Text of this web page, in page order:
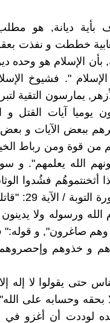
بأية ديانة, هو
خططت و نفذت
بأن الإسلام هو وحده
الإسلام ". فشيوخ
يمارسون التقية
يوميا آيات القتل و
و لأبس أن نذكرهم ببعض الآيات
ما استطعتم من قوة ومن
الله يعلمهم". و
أثخنتموهُم فشُدوا
بعدُ وإما فِداءً حتى تضعَ
الله ورسوله ولا
وهم صاغرون", و قوله:"
و خذوهم وإحصروهم
حتى يقولوا لا إله
بحقه وحسابه على
لوددت أن أغزو في